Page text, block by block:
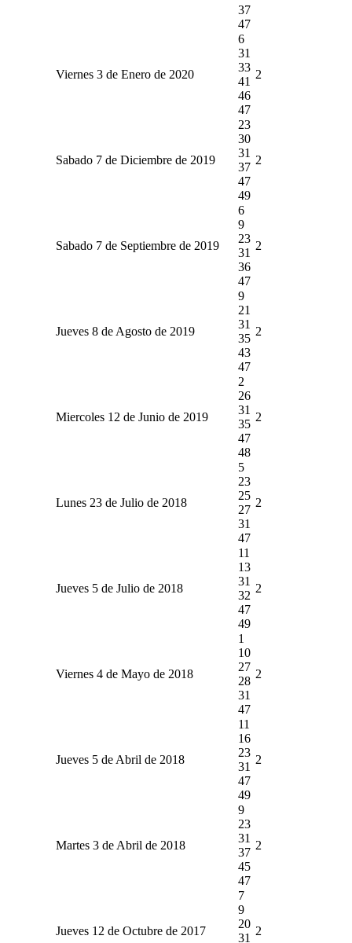
37
47
Viernes 3 de Enero de 2020
6
31
33
41
46
47
2
Sabado 7 de Diciembre de 2019
23
30
31
37
47
49
2
Sabado 7 de Septiembre de 2019
6
9
23
31
36
47
2
Jueves 8 de Agosto de 2019
9
21
31
35
43
47
2
Miercoles 12 de Junio de 2019
2
26
31
35
47
48
2
Lunes 23 de Julio de 2018
5
23
25
27
31
47
2
Jueves 5 de Julio de 2018
11
13
31
32
47
49
2
Viernes 4 de Mayo de 2018
1
10
27
28
31
47
2
Jueves 5 de Abril de 2018
11
16
23
31
47
49
2
Martes 3 de Abril de 2018
9
23
31
37
45
47
2
Jueves 12 de Octubre de 2017
7
9
20
31
2